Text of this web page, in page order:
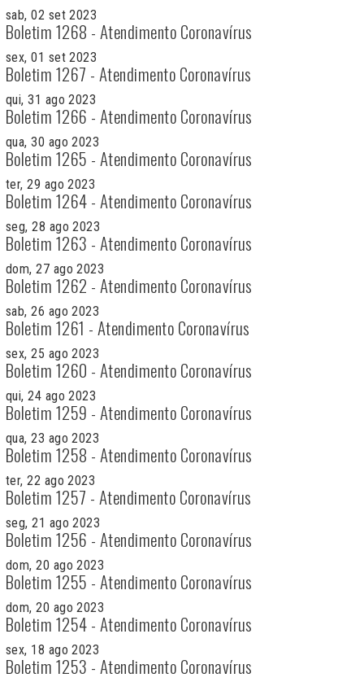
sab, 02 set 2023
Boletim 1268 - Atendimento Coronavírus
sex, 01 set 2023
Boletim 1267 - Atendimento Coronavírus
qui, 31 ago 2023
Boletim 1266 - Atendimento Coronavírus
qua, 30 ago 2023
Boletim 1265 - Atendimento Coronavírus
ter, 29 ago 2023
Boletim 1264 - Atendimento Coronavírus
seg, 28 ago 2023
Boletim 1263 - Atendimento Coronavírus
dom, 27 ago 2023
Boletim 1262 - Atendimento Coronavírus
sab, 26 ago 2023
Boletim 1261 - Atendimento Coronavírus
sex, 25 ago 2023
Boletim 1260 - Atendimento Coronavírus
qui, 24 ago 2023
Boletim 1259 - Atendimento Coronavírus
qua, 23 ago 2023
Boletim 1258 - Atendimento Coronavírus
ter, 22 ago 2023
Boletim 1257 - Atendimento Coronavírus
seg, 21 ago 2023
Boletim 1256 - Atendimento Coronavírus
dom, 20 ago 2023
Boletim 1255 - Atendimento Coronavírus
dom, 20 ago 2023
Boletim 1254 - Atendimento Coronavírus
sex, 18 ago 2023
Boletim 1253 - Atendimento Coronavírus